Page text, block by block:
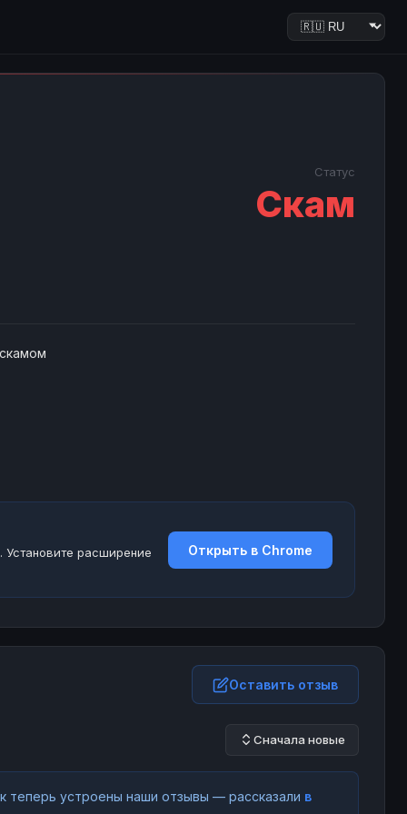
Статус
Скам
Установите расширение
Открыть в Chrome
Оставить отзыв
Сначала новые
теперь устроены наши отзывы — рассказали в